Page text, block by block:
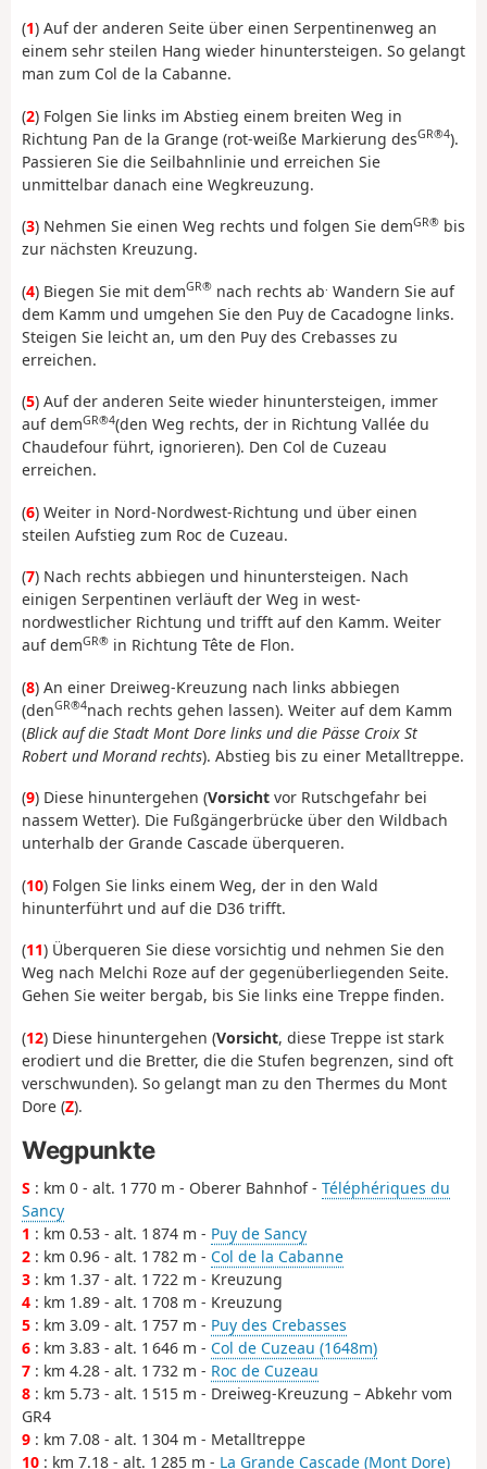
(1) Auf der anderen Seite über einen Serpentinenweg an
einem sehr steilen Hang wieder hinuntersteigen. So gelangt
man zum Col de la Cabanne.
(2) Folgen Sie links im Abstieg einem breiten Weg in
Richtung Pan de la Grange (rot-weiße Markierung desGR®4).
Passieren Sie die Seilbahnlinie und erreichen Sie
unmittelbar danach eine Wegkreuzung.
(3) Nehmen Sie einen Weg rechts und folgen Sie demGR® bis
zur nächsten Kreuzung.
(4) Biegen Sie mit demGR® nach rechts ab. Wandern Sie auf
dem Kamm und umgehen Sie den Puy de Cacadogne links.
Steigen Sie leicht an, um den Puy des Crebasses zu
erreichen.
(5) Auf der anderen Seite wieder hinuntersteigen, immer
auf demGR®4(den Weg rechts, der in Richtung Vallée du
Chaudefour führt, ignorieren). Den Col de Cuzeau
erreichen.
(6) Weiter in Nord-Nordwest-Richtung und über einen
steilen Aufstieg zum Roc de Cuzeau.
(7) Nach rechts abbiegen und hinuntersteigen. Nach
einigen Serpentinen verläuft der Weg in west-
nordwestlicher Richtung und trifft auf den Kamm. Weiter
auf demGR® in Richtung Tête de Flon.
(8) An einer Dreiweg-Kreuzung nach links abbiegen
(denGR®4nach rechts gehen lassen). Weiter auf dem Kamm
(Blick auf die Stadt Mont Dore links und die Pässe Croix St
Robert und Morand rechts). Abstieg bis zu einer Metalltreppe.
(9) Diese hinuntergehen (Vorsicht vor Rutschgefahr bei
nassem Wetter). Die Fußgängerbrücke über den Wildbach
unterhalb der Grande Cascade überqueren.
(10) Folgen Sie links einem Weg, der in den Wald
hinunterführt und auf die D36 trifft.
(11) Überqueren Sie diese vorsichtig und nehmen Sie den
Weg nach Melchi Roze auf der gegenüberliegenden Seite.
Gehen Sie weiter bergab, bis Sie links eine Treppe finden.
(12) Diese hinuntergehen (Vorsicht, diese Treppe ist stark
erodiert und die Bretter, die die Stufen begrenzen, sind oft
verschwunden). So gelangt man zu den Thermes du Mont
Dore (Z).
Wegpunkte
S : km 0 - alt. 1 770 m - Oberer Bahnhof - Téléphériques du
Sancy
1 : km 0.53 - alt. 1 874 m - Puy de Sancy
2 : km 0.96 - alt. 1 782 m - Col de la Cabanne
3 : km 1.37 - alt. 1 722 m - Kreuzung
4 : km 1.89 - alt. 1 708 m - Kreuzung
5 : km 3.09 - alt. 1 757 m - Puy des Crebasses
6 : km 3.83 - alt. 1 646 m - Col de Cuzeau (1648m)
7 : km 4.28 - alt. 1 732 m - Roc de Cuzeau
8 : km 5.73 - alt. 1 515 m - Dreiweg-Kreuzung – Abkehr vom
GR4
9 : km 7.08 - alt. 1 304 m - Metalltreppe
10 : km 7.18 - alt. 1 285 m - La Grande Cascade (Mont Dore)